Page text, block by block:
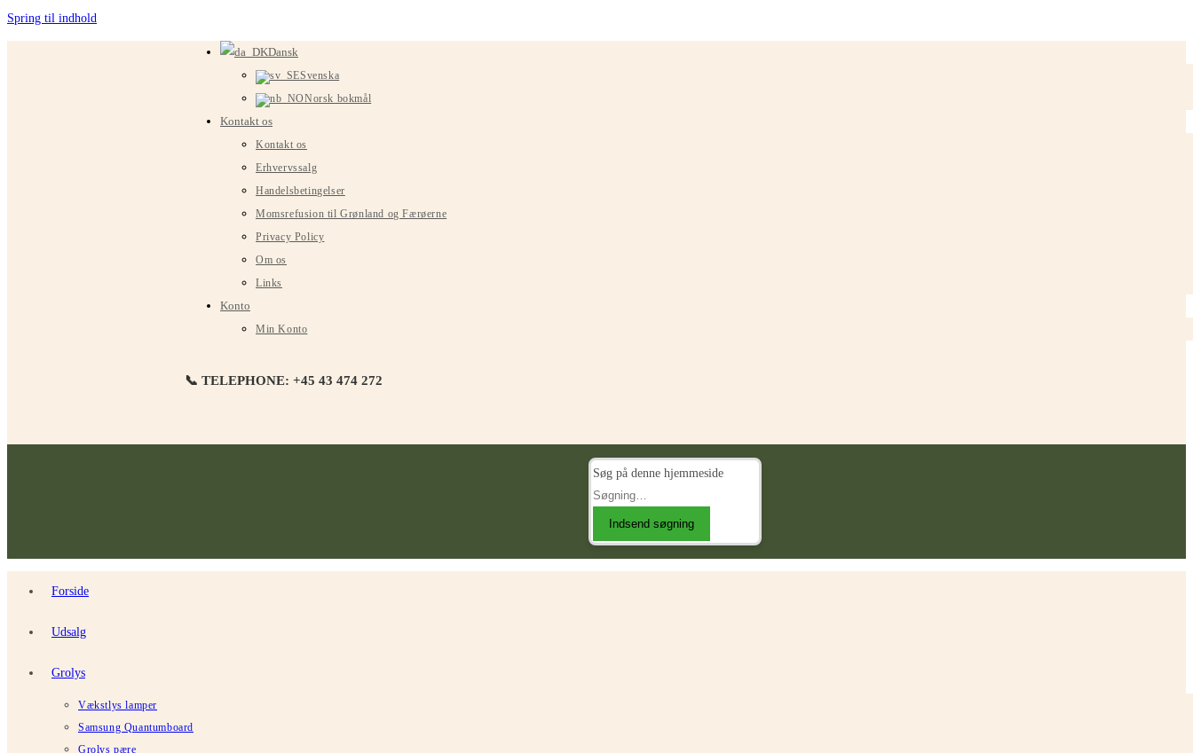
Spring til indhold
Dansk
Svenska
Norsk bokmål
Kontakt os
Kontakt os
Erhvervssalg
Handelsbetingelser
Momsrefusion til Grønland og Færøerne
Privacy Policy
Om os
Links
Konto
Min Konto
📞 TELEPHONE: +45 43 474 272
Søg på denne hjemmeside
Indsend søgning
Forside
Udsalg
Grolys
Vækstlys lamper
Samsung Quantumboard
Grolys pære